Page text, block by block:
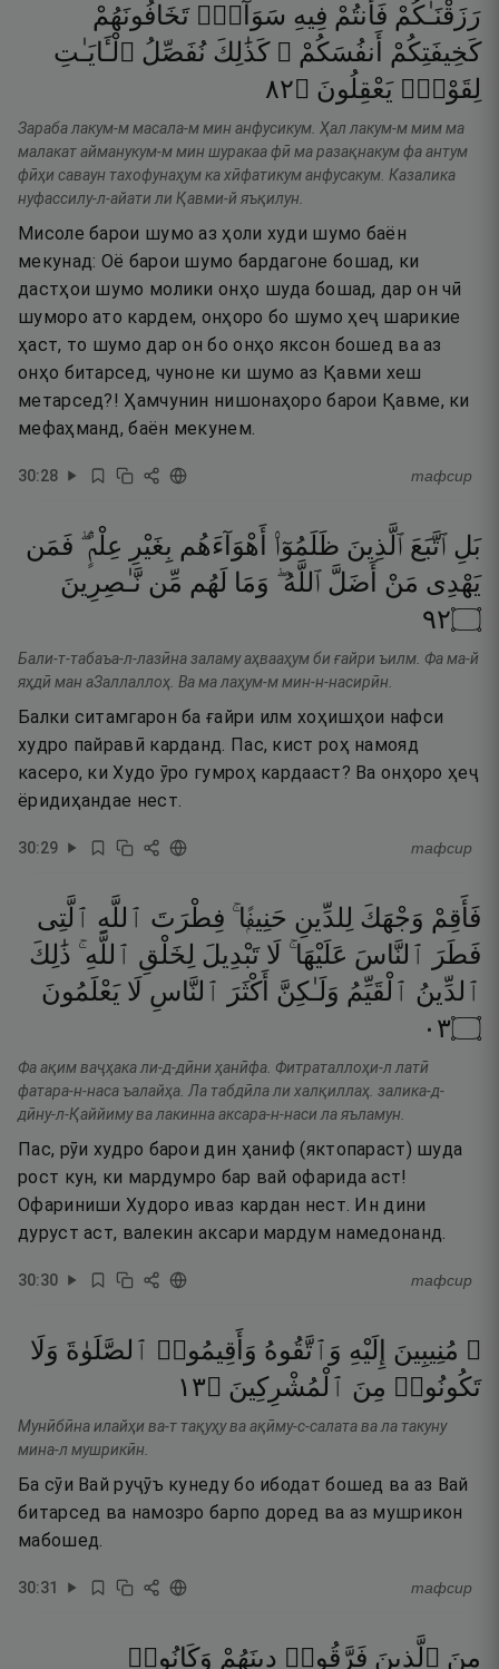
رَزَقْنَـٰكُمْ فَأَنتُمْ فِيهِ سَوَآءٌۭ تَخَافُونَهُمْ
كَخِيفَتِكُمْ
أَنفُسَكُمْ ۚ كَذَٰلِكَ نُفَصِّلُ ٱلْـَٔايَـٰتِ
لِقَوْمٍۢ يَعْقِلُونَ ۝٢٨
Зараба лакум-м масала-м мин анфусикум. Ҳал лакум-м мим ма
малакат айманукум-м мин шуракаа фӣ ма разақнакум фа антум
фӣҳи саваун тахофунаҳум ка хӣфатикум анфусакум. Казалика
нуфассилу-л-айати ли Қавми-й яъқилун.
Мисоле барои шумо аз ҳоли худи шумо баён
мекунад: Оё барои шумо бардагоне бошад, ки
дастҳои шумо молики онҳо шуда бошад, дар он чӣ
шуморо ато кардем, онҳоро бо шумо ҳеҷ шарикие
ҳаст, то шумо дар он бо онҳо яксон бошед ва аз
онҳо битарсед, чуноне ки шумо аз Қавми хеш
метарсед?! Ҳамчунин нишонаҳоро барои Қавме, ки
мефаҳманд, баён мекунем.
30:28 тафсир
بَلِ ٱتَّبَعَ ٱلَّذِينَ ظَلَمُوٓا۟ أَهْوَآءَهُم بِغَيْرِ عِلْمٍۢ ۖ فَمَن
يَهْدِى مَنْ أَضَلَّ ٱللَّهُ ۖ وَمَا لَهُم مِّن نَّـٰصِرِينَ
۝٢٩
Бали-т-табаъа-л-лазӣна заламу аҳвааҳум би ғайри ъилм. Фа ма-й
яҳдӣ ман аЗаллаллоҳ. Ва ма лаҳум-м мин-н-насирӣн.
Балки ситамгарон ба ғайри илм хоҳишҳои нафси
худро пайравӣ карданд. Пас, кист роҳ намояд
касеро, ки Худо ӯро гумроҳ кардааст? Ва онҳоро ҳеҷ
ёридиҳандае нест.
30:29 тафсир
فَأَقِمْ وَجْهَكَ لِلدِّينِ حَنِيفًۭا ۚ فِطْرَتَ ٱللَّهِ ٱلَّتِى
فَطَرَ ٱلنَّاسَ عَلَيْهَا ۚ لَا تَبْدِيلَ لِخَلْقِ ٱللَّهِ ۚ ذَٰلِكَ
ٱلدِّينُ ٱلْقَيِّمُ وَلَـٰكِنَّ أَكْثَرَ ٱلنَّاسِ لَا يَعْلَمُونَ
۝٣٠
Фа ақим ваҷҳака ли-д-дӣни ҳанӣфа. Фитраталлоҳи-л латӣ
фатара-н-наса ъалайҳа. Ла табдӣла ли халқиллаҳ. залика-д-
дӣну-л-Қаййиму ва лакинна аксара-н-наси ла яъламун.
Пас, рӯи худро барои дин ҳаниф (яктопараст) шуда
рост кун, ки мардумро бар вай офарида аст!
Офариниши Худоро иваз кардан нест. Ин дини
дуруст аст, валекин аксари мардум намедонанд.
30:30 тафсир
۞ مُنِيبِينَ إِلَيْهِ وَٱتَّقُوهُ وَأَقِيمُوا۟ ٱلصَّلَوٰةَ وَلَا
تَكُونُوا۟ مِنَ ٱلْمُشْرِكِينَ ۝٣١
Мунӣбӣна илайҳи ва-т тақуҳу ва ақӣму-с-салата ва ла такуну
мина-л мушрикӣн.
Ба сӯи Вай руҷӯъ кунеду бо ибодат бошед ва аз Вай
битарсед ва намозро барпо доред ва аз мушрикон
мабошед.
30:31 тафсир
مِنَ ٱلَّذِينَ فَرَّقُوا۟ دِينَهُمْ وَكَانُوا۟